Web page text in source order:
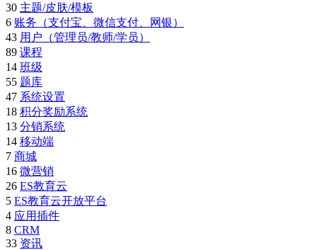
30 主题/皮肤/模板
6 账务（支付宝、微信支付、网银）
43 用户（管理员/教师/学员）
89 课程
14 班级
55 题库
47 系统设置
18 积分奖励系统
13 分销系统
14 移动端
7 商城
16 微营销
26 ES教育云
5 ES教育云开放平台
4 应用插件
8 CRM
33 资讯